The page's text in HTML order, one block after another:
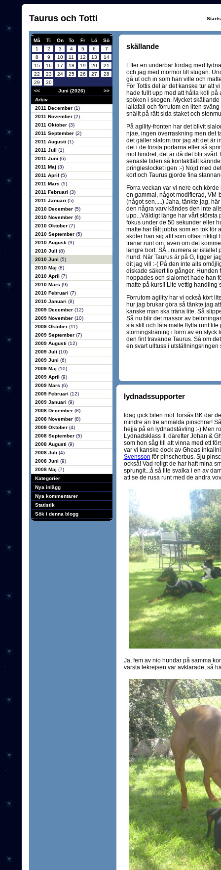
Taurus och Totti
Må Ti On To Fr Lö
Sö
1
2 3 4 5 6
7
8
9 10 11 12 13
14
15
16 17 18 19 20
21
22
23 24 25 26 27
28
29
30
<<
Juni (2026)
>>
Arkiv
2011 December (1)
2011 November (2)
2011 Oktober (3)
2011 September (2)
2011 Augusti (1)
2011 Juli (1)
2011 Juni (6)
2011 Maj (3)
2011 April (5)
2011 Mars (5)
2011 Februari (3)
2011 Januari (5)
2010 December (5)
2010 November (6)
2010 Oktober (7)
2010 September (5)
2010 Augusti (9)
2010 Juli (8)
2010 Juni (5)
2010 Maj (8)
2010 April (7)
2010 Mars (9)
2010 Februari (7)
2010 Januari (8)
2009 December (12)
2009 November (10)
2009 Oktober (11)
2009 September (7)
2009 Augusti (12)
2009 Juli (10)
2009 Juni (6)
2009 Maj (10)
2009 April (9)
2009 Mars (6)
2009 Februari (12)
2009 Januari (9)
2008 December (8)
2008 November (8)
2008 Oktober (4)
2008 September (5)
2008 Augusti (9)
2008 Juli (4)
2008 Juni (9)
2008 Maj (7)
Kategorier
Nya inlägg
Nya kommentarer
Statistik
Sök i denna blogg
skällande
Efter en underbar lördag med
och jag med mormor till stugan.
gå ut och in som han ville och
För Tottis del är det kanske tur att
hade fullt upp med att hålla koll
spöken i skogen. Mycket
iallafall och förrutom en liten
snällt på rätt sida staket och
På agility-fronten har det blivit
njae, ingen överraskning men det
det gäller slalom tror jag att det är
det i de första portarna eller så
mot hindret, det är då det blir
senaste tiden så kontaktfält
pringleslocket igen :-) Nöjd med
kort och Taurus gjorde fina
Förra veckan var vi nere och
en gammal, något modifierad,
(något sen.....) Jaha, tänkte jag,
den några varv kändes den inte
upp...Väldigt länge har vårt största
fokus under de 50 sekunder eller
matte har fått jobba som en tok för
sköter han sig allt som oftast
tränar runt om, även om det
längre bort. SÅ...numera är istället
hund. När Taurus är på G, ligger
dit jag vill :-( På den inte alls
diskade säkert tio gånger. Hunden
hoppades och slalomet hade han
matte på kurs!! Lite vettig handling
Förrutom agility har vi också kört
hur jag brukar göra så tänkte jag
kanske man ska träna lite. Så
Så nu blir det massor av
stå still och låta matte flytta runt
störningsträning i form av en styck
den fint travande Taurus. Så om
en svart ulltuss i utställningsringen
lydnadssupporter
Idag gick bilen mot Torsås BK där
mindre än tre anmälda pinschrar!
hejja på en lydnadstävling :-) Men
Lydnadsklass II, därefter Johan &
som hon såg till att vinna med ett
var vi kanske dock av Gheas
Svensson för pinscherbus. Sju
också! Vad roligt de har haft mina
sprungit...å så lite svalka i en av
att se de rusa runt med de andra
Ja, fem av nio hundar på samma
värsta lekrejsen var avklarade, så